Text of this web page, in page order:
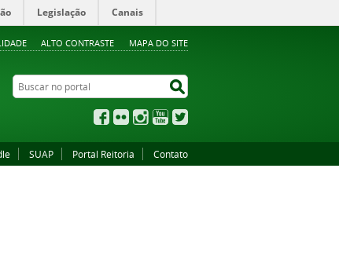
ALTO CONTRASTE MAPA DO SITE
Legislação Canais
Buscar no portal
Facebook
Flickr InstagramYouTube
SUAP Portal Reitoria Contato